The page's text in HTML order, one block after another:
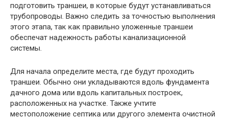
подготовить траншеи, в которые будут устанавливаться
трубопроводы. Важно следить за точностью выполнения
этого этапа, так как правильно уложенные траншеи
обеспечат надежность работы канализационной
системы.
Для начала определите места, где будут проходить
траншеи. Обычно они укладываются вдоль фундамента
дачного дома или вдоль капитальных построек,
расположенных на участке. Также учтите
местоположение септика или другого элемента очистной